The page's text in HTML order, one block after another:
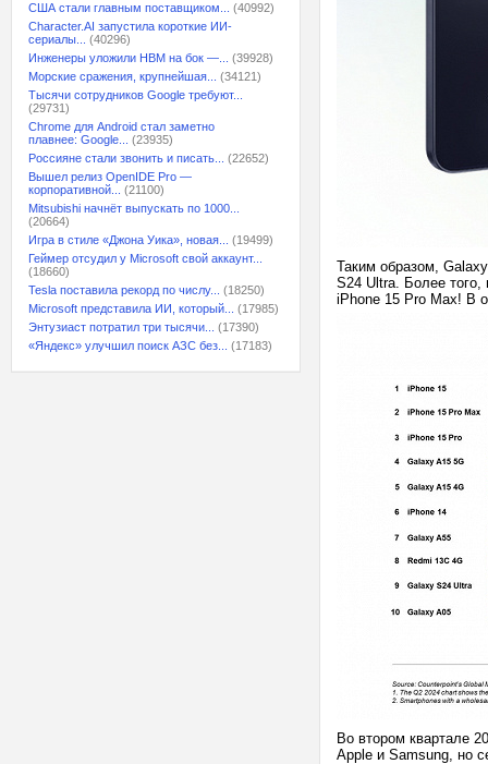
США стали главным поставщиком...
(40992)
Character.AI запустила короткие ИИ-
сериалы...
(40296)
Инженеры уложили HBM на бок —...
(39928)
Морские сражения, крупнейшая...
(34121)
Тысячи сотрудников Google требуют...
(29731)
Chrome для Android стал заметно
плавнее: Google...
(23935)
Россияне стали звонить и писать...
(22652)
Вышел релиз OpenIDE Pro —
корпоративной...
(21100)
Mitsubishi начнёт выпускать по 1000...
(20664)
Игра в стиле «Джона Уика», новая...
(19499)
Геймер отсудил у Microsoft свой аккаунт...
(18660)
Tesla поставила рекорд по числу...
(18250)
Microsoft представила ИИ, который...
(17985)
Энтузиаст потратил три тысячи...
(17390)
«Яндекс» улучшил поиск АЗС без...
(17183)
Таким образом,
S24 Ultra. Более
iPhone 15 Pro Max! В
Во втором квартале
Apple и Samsung, но